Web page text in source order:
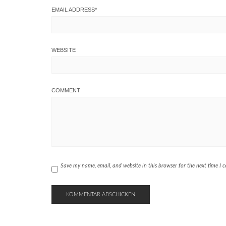
EMAIL ADDRESS*
WEBSITE
COMMENT
Save my name, email, and website in this browser for the next time I